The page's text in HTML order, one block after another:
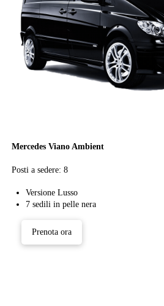
Mercedes Viano Ambient
Posti a sedere: 8
Versione Lusso
7 sedili in pelle nera
Prenota ora